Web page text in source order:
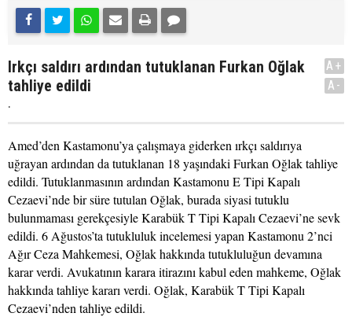
Irkçı saldırı ardından tutuklanan Furkan Oğlak
tahliye edildi
.
A+
A-
Amed’den Kastamonu’ya çalışmaya giderken ırkçı saldırıya
uğrayan ardından da tutuklanan 18 yaşındaki Furkan Oğlak tahliye
edildi. Tutuklanmasının ardından Kastamonu E Tipi Kapalı
Cezaevi’nde bir süre tutulan Oğlak, burada siyasi tutuklu
bulunmaması gerekçesiyle Karabük T Tipi Kapalı Cezaevi’ne sevk
edildi. 6 Ağustos’ta tutukluluk incelemesi yapan Kastamonu 2’nci
Ağır Ceza Mahkemesi, Oğlak hakkında tutukluluğun devamına
karar verdi. Avukatının karara itirazını kabul eden mahkeme, Oğlak
hakkında tahliye kararı verdi. Oğlak, Karabük T Tipi Kapalı
Cezaevi’nden tahliye edildi.